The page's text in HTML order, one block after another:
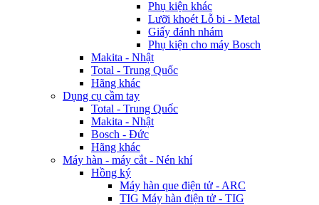
Phụ kiện khác
Lưỡi khoét Lỗ bi - Metal
Giấy đánh nhám
Phụ kiện cho máy Bosch
Makita - Nhật
Total - Trung Quốc
Hãng khác
Dụng cụ cầm tay
Total - Trung Quốc
Makita - Nhật
Bosch - Đức
Hãng khác
Máy hàn - máy cắt - Nén khí
Hồng ký
Máy hàn que điện tử - ARC
TIG Máy hàn điện tử - TIG